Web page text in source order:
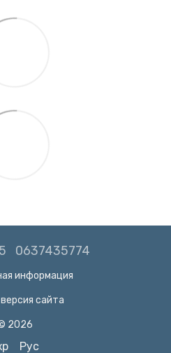
0637435774
информация
сайта
2026
Рус